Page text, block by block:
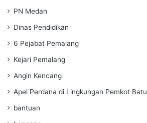
PN Medan
Dinas Pendidikan
6 Pejabat Pemalang
Kejari Pemalang
Angin Kencang
Apel Perdana di Lingkungan Pemkot Batu
bantuan